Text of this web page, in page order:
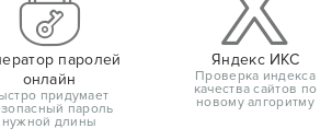
паролей
онлайн
придумает
пароль
нужной длины
Яндекс ИКС
Проверка индекса
качества сайтов по
новому алгоритму